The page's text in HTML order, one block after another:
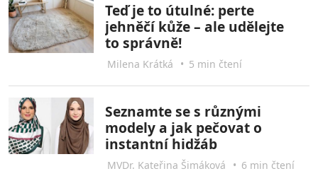
Teď je to útulné: perte
jehněčí kůže – ale udělejte
to správně!
Milena Krátká • 5 min čtení
Seznamte se s různými
modely a jak pečovat o
instantní hidžáb
MVDr. Kateřina Šimáková • 6 min čtení